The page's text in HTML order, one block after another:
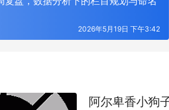
2026年5月19日 下午3:42
阿尔卑香小狗